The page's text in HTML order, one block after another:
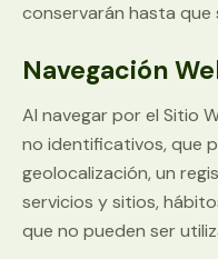
conservarán hasta que
Navegación
Al navegar por el Sitio
no identificativos, que
geolocalización, un
servicios y sitios,
que no pueden ser